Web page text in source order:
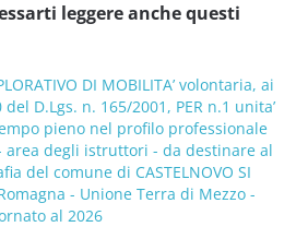
leggere anche questi
DI MOBILITA’ volontaria, ai
D.Lgs. n. 165/2001, PER n.1 unita’
pieno nel profilo professionale
- area degli istruttori - da destinare al
del comune di CASTELNOVO SI
- Unione Terra di Mezzo -
al 2026